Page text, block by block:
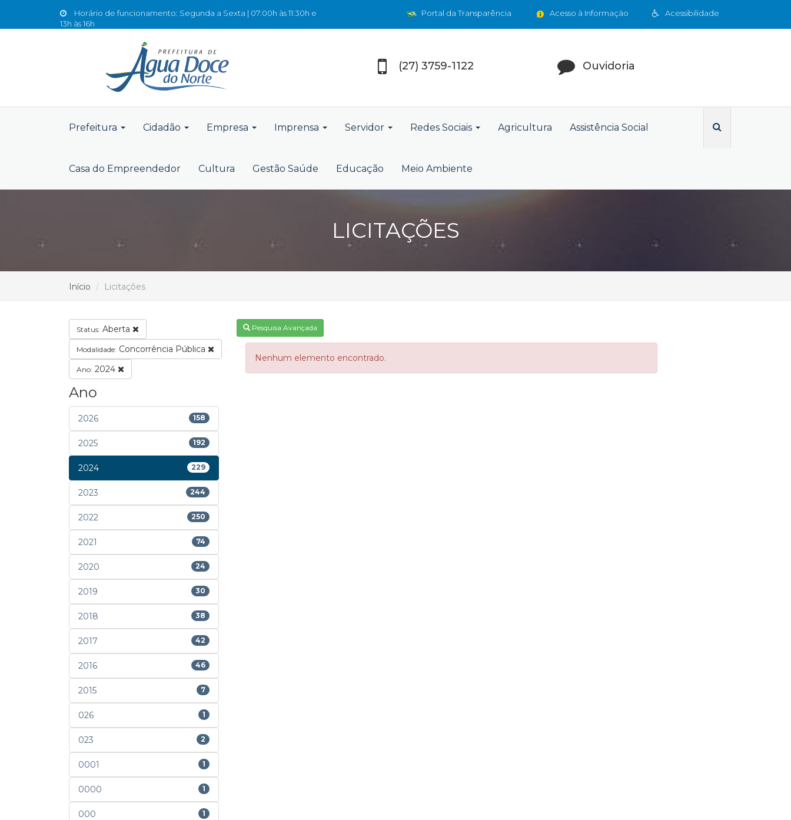
Horário de funcionamento: Segunda a Sexta | 07:00h às 11:30h e
13h às 16h
Acessibilidade
Acesso à Informação
Portal da Transparência
(27) 3759-1122 Ouvidoria
Prefeitura Cidadão Empresa Imprensa Servidor Redes Sociais Agricultura Assistência Social
Casa do Empreendedor Cultura Gestão Saúde Educação Meio Ambiente
LICITAÇÕES
Início Licitações
Status: Aberta
Modalidade: Concorrência Pública
Ano: 2024
Ano
2026 158
2025 192
2024 229
2023 244
2022 250
2021 74
2020 24
2019 30
2018 38
2017 42
2016 46
2015 7
026 1
023 2
0001 1
0000 1
000 1
Pesquisa Avançada
Nenhum elemento encontrado.